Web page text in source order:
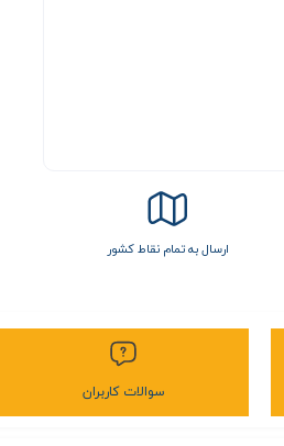
ارسال به تمام نقاط کشور
سوالات کاربران